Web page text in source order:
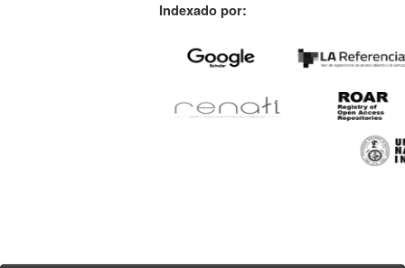
Indexado por: